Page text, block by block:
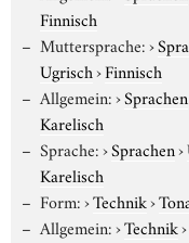
Finnisch
Muttersprache:›
Ugrisch›Finnisch
Allgemein:›Sprachen
Karelisch
Sprache:›Sprachen›
Karelisch
Form:›Technik›
Allgemein:›Technik›